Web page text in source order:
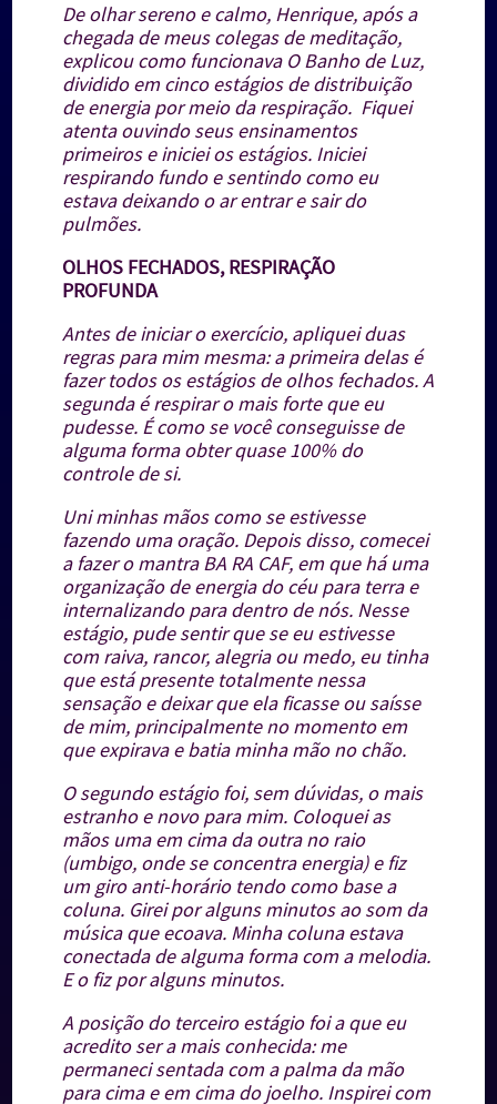
De olhar sereno e calmo, Henrique, após a
chegada de meus colegas de meditação,
explicou como funcionava O Banho de Luz,
dividido em cinco estágios de distribuição
de energia por meio da respiração. Fiquei
atenta ouvindo seus ensinamentos
primeiros e iniciei os estágios. Iniciei
respirando fundo e sentindo como eu
estava deixando o ar entrar e sair do
pulmões.
OLHOS FECHADOS, RESPIRAÇÃO
PROFUNDA
Antes de iniciar o exercício, apliquei duas
regras para mim mesma: a primeira delas é
fazer todos os estágios de olhos fechados. A
segunda é respirar o mais forte que eu
pudesse. É como se você conseguisse de
alguma forma obter quase 100% do
controle de si.
Uni minhas mãos como se estivesse
fazendo uma oração. Depois disso, comecei
a fazer o mantra BA RA CAF, em que há uma
organização de energia do céu para terra e
internalizando para dentro de nós. Nesse
estágio, pude sentir que se eu estivesse
com raiva, rancor, alegria ou medo, eu tinha
que está presente totalmente nessa
sensação e deixar que ela ficasse ou saísse
de mim, principalmente no momento em
que expirava e batia minha mão no chão.
O segundo estágio foi, sem dúvidas, o mais
estranho e novo para mim. Coloquei as
mãos uma em cima da outra no raio
(umbigo, onde se concentra energia) e fiz
um giro anti-horário tendo como base a
coluna. Girei por alguns minutos ao som da
música que ecoava. Minha coluna estava
conectada de alguma forma com a melodia.
E o fiz por alguns minutos.
A posição do terceiro estágio foi a que eu
acredito ser a mais conhecida: me
permaneci sentada com a palma da mão
para cima e em cima do joelho. Inspirei com